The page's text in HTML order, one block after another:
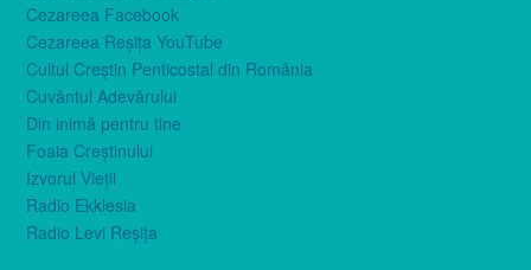
Cezareea Facebook
Cezareea Reşiţa YouTube
Cultul Creştin Penticostal din România
Cuvântul Adevărului
Din inimă pentru tine
Foaia Creştinului
Izvorul Vieţii
Radio Ekklesia
Radio Levi Reşiţa